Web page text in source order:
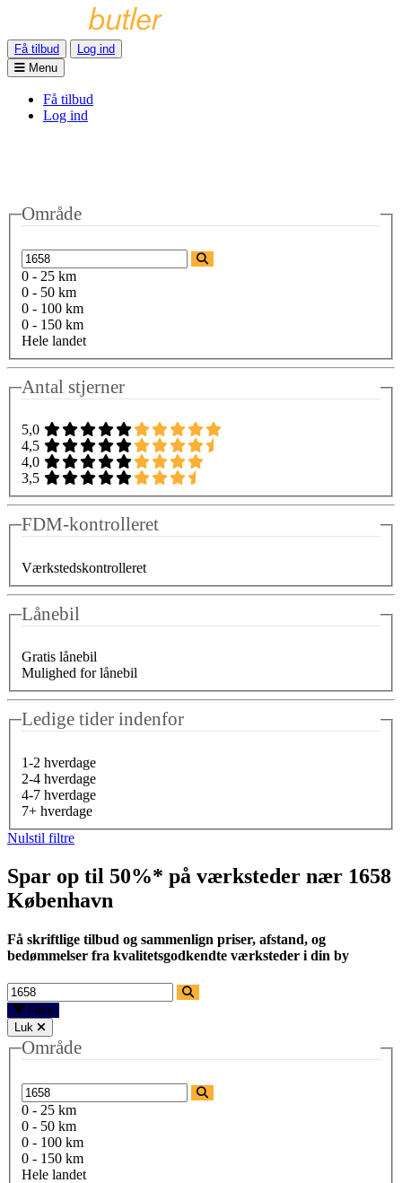
Få tilbud
Log ind
Menu
Få tilbud
Log ind
Område
0 - 25 km
0 - 50 km
0 - 100 km
0 - 150 km
Hele landet
Antal stjerner
5,0
4,5
4,0
3,5
FDM-kontrolleret
Værkstedskontrolleret
Lånebil
Gratis lånebil
Mulighed for lånebil
Ledige tider indenfor
1-2 hverdage
2-4 hverdage
4-7 hverdage
7+ hverdage
Nulstil filtre
Spar op til 50%* på værksteder nær 1658
København
Få skriftlige tilbud og sammenlign priser, afstand, og
bedømmelser fra kvalitetsgodkendte værksteder i din by
Filtre
Luk
Område
0 - 25 km
0 - 50 km
0 - 100 km
0 - 150 km
Hele landet